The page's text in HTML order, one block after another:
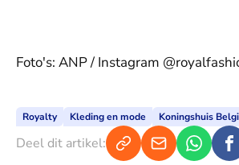
Foto's: ANP / Instagram
Royalty Kleding en mode Koningshuis
Deel dit artikel: